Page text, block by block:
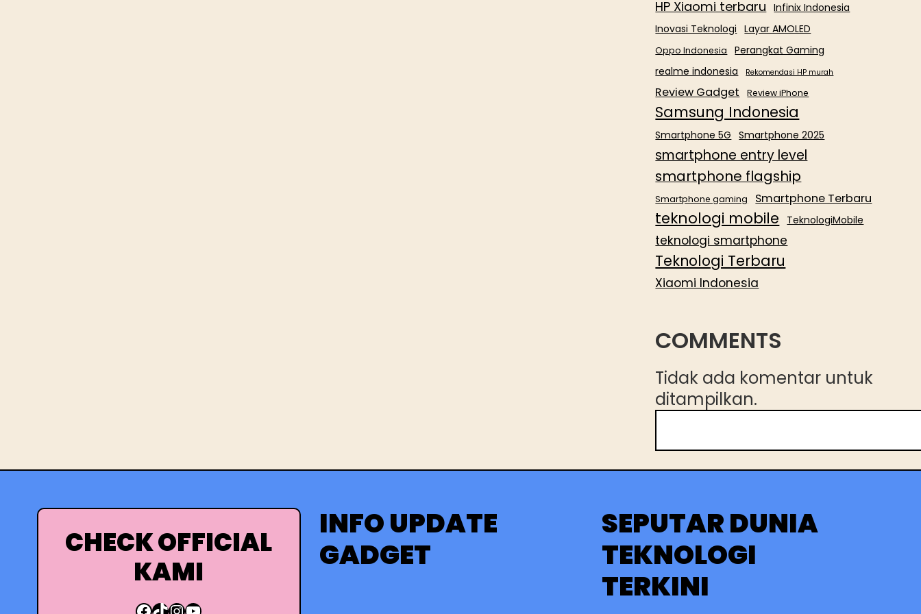
HP Xiaomi terbaru
Infinix Indonesia
Inovasi Teknologi
Layar AMOLED
Oppo Indonesia
Perangkat Gaming
realme indonesia
Rekomendasi HP murah
Review Gadget Review iPhone
Samsung Indonesia
Smartphone 5G Smartphone 2025
smartphone entry level
smartphone flagship
Smartphone gaming Smartphone Terbaru
teknologi mobile TeknologiMobile
teknologi smartphone
Teknologi Terbaru
Xiaomi Indonesia
COMMENTS
Tidak ada komentar untuk
ditampilkan.
CHECK OFFICIAL
KAMI
INFO UPDATE
GADGET
SEPUTAR DUNIA
TEKNOLOGI
TERKINI